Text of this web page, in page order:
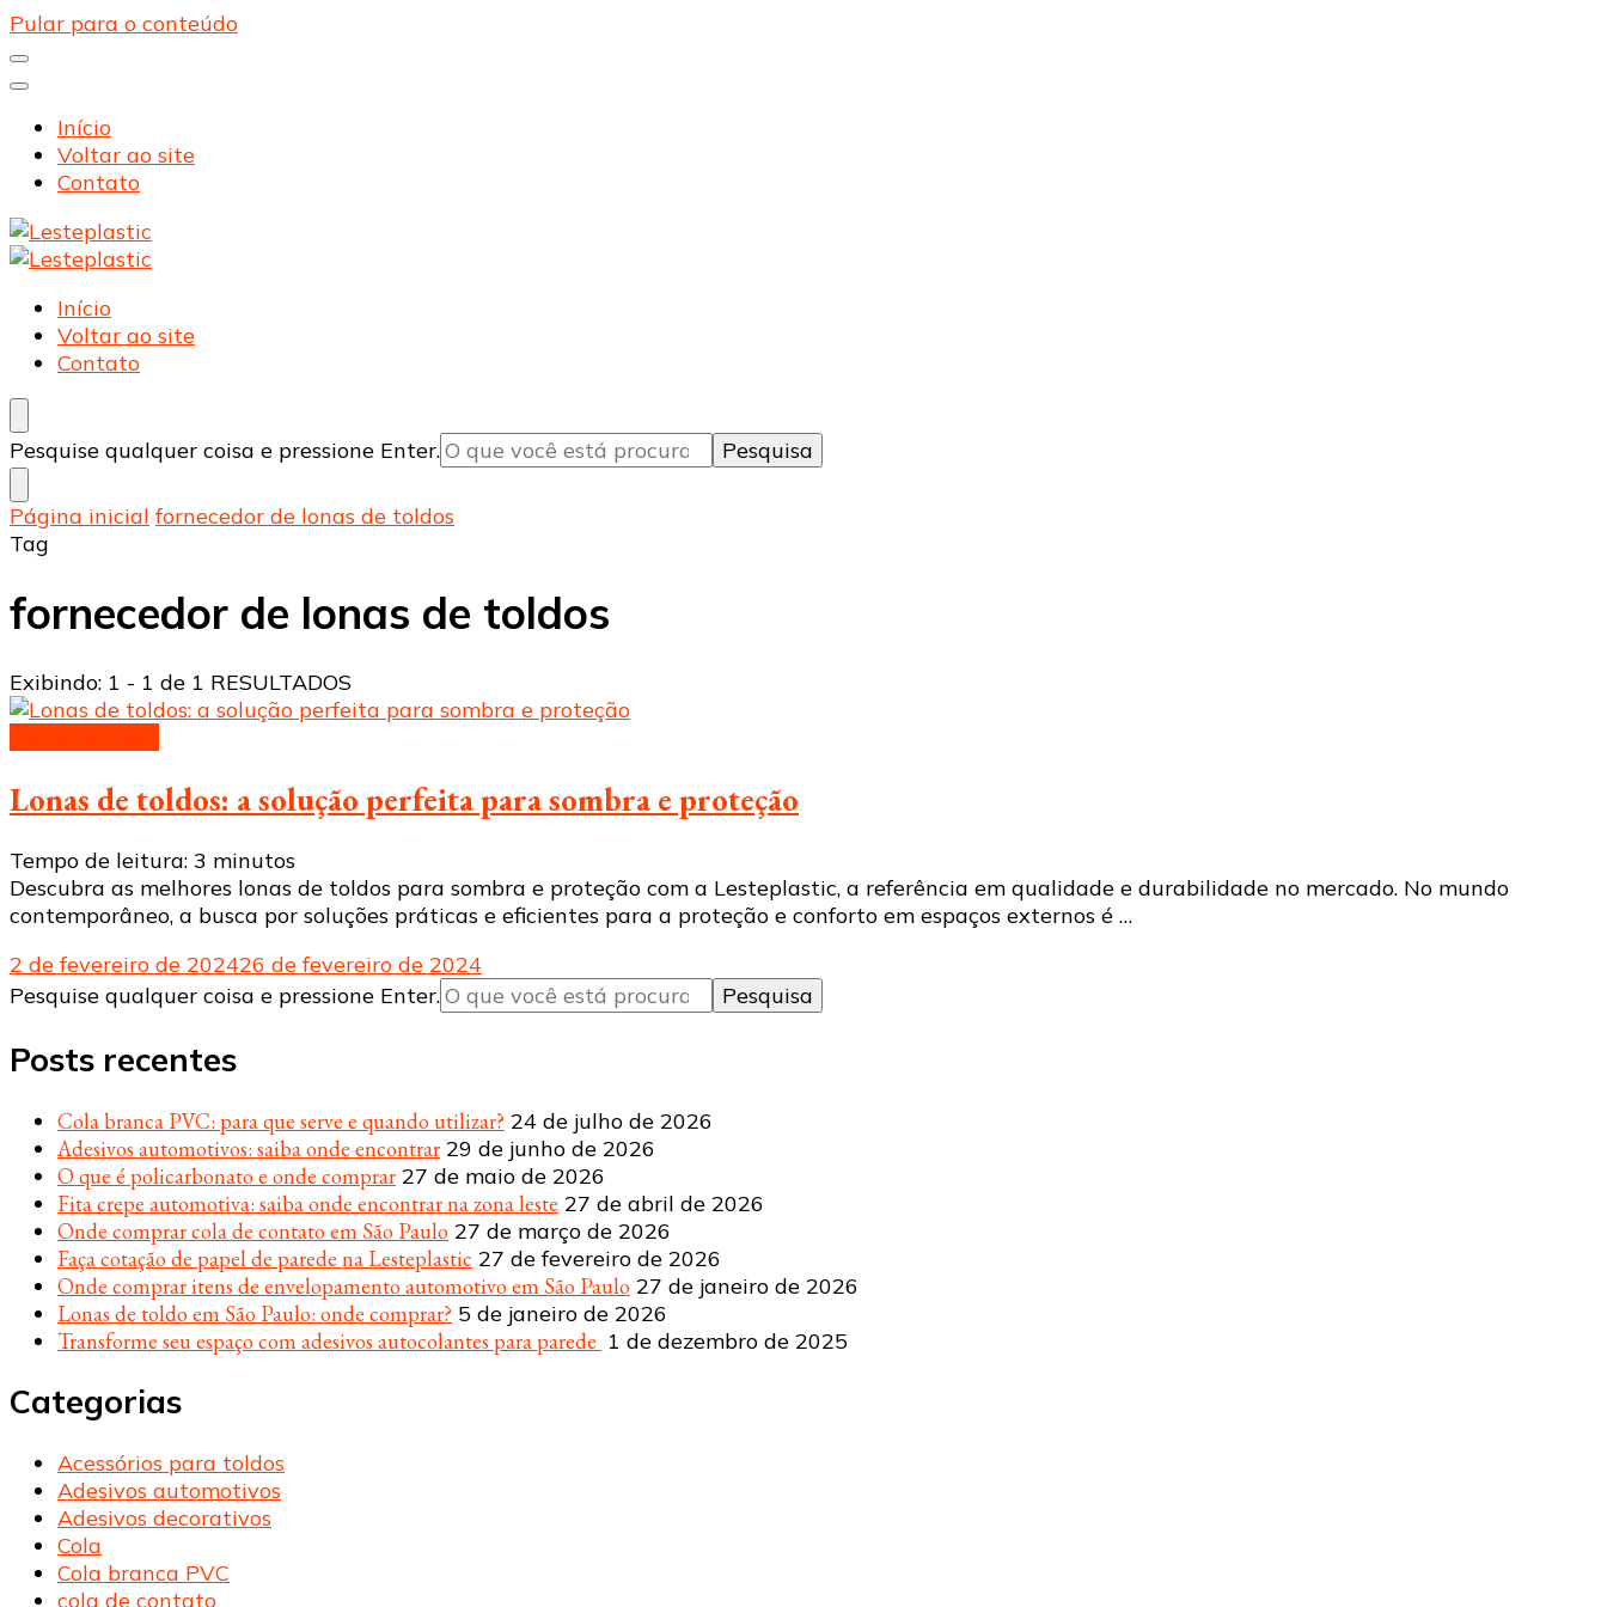
Pular para o conteúdo
Início
Voltar ao site
Contato
Lesteplastic
Blog – Lesteplastic
Lesteplastic
Blog – Lesteplastic
Início
Voltar ao site
Contato
Procurando
algo?
Pesquise qualquer coisa e pressione Enter.
Página inicial fornecedor de lonas de toldos
Tag
fornecedor de lonas de toldos
Exibindo: 1 - 1 de 1 RESULTADOS
Lonas de toldos: a solução perfeita para sombra e proteção
Tempo de leitura: 3 minutos
Descubra as melhores lonas de toldos para sombra e proteção com a Lesteplastic, a referência em qualidade e durabilidade no mercado. No mundo
contemporâneo, a busca por soluções práticas e eficientes para a proteção e conforto em espaços externos é …
2 de fevereiro de 202426 de fevereiro de 2024
Procurando
Pesquise qualquer coisa e pressione Enter.
Posts recentes
Cola branca PVC: para que serve e quando utilizar? 24 de julho de 2026
Adesivos automotivos: saiba onde encontrar 29 de junho de 2026
O que é policarbonato e onde comprar 27 de maio de 2026
Fita crepe automotiva: saiba onde encontrar na zona leste 27 de abril de 2026
Onde comprar cola de contato em São Paulo 27 de março de 2026
Faça cotação de papel de parede na Lesteplastic 27 de fevereiro de 2026
Onde comprar itens de envelopamento automotivo em São Paulo 27 de janeiro de 2026
Lonas de toldo em São Paulo: onde comprar? 5 de janeiro de 2026
Transforme seu espaço com adesivos autocolantes para parede 1 de dezembro de 2025
Categorias
Acessórios para toldos
Adesivos automotivos
Adesivos decorativos
Cola
Cola branca PVC
cola de contato